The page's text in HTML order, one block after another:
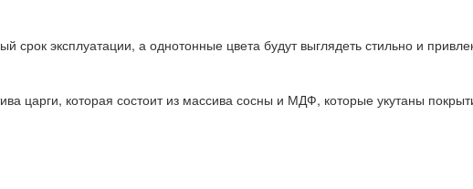
срок эксплуатации, а однотонные цвета будут выглядеть стильно и
царги, которая состоит из массива сосны и МДФ, которые укутаны